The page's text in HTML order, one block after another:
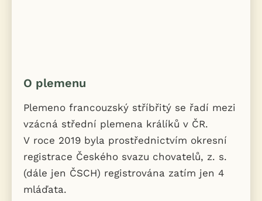
O plemenu
Plemeno francouzský stříbřitý se řadí mezi
vzácná střední plemena králíků v ČR.
V roce 2019 byla prostřednictvím okresní
registrace Českého svazu chovatelů, z. s.
(dále jen ČSCH) registrována zatím jen 4
mláďata.